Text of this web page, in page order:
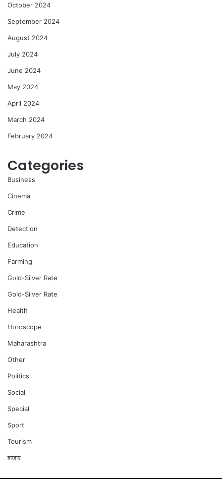
October 2024
September 2024
August 2024
July 2024
June 2024
May 2024
April 2024
March 2024
February 2024
Categories
Business
Cinema
Crime
Detection
Education
Farming
Gold-Silver Rate
Gold-Silver Rate
Health
Horoscope
Maharashtra
Other
Politics
Social
Special
Sport
Tourism
बाजार